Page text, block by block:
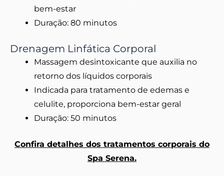
bem-estar
Duração: 80 minutos
Drenagem Linfática Corporal
Massagem desintoxicante que auxilia no
retorno dos líquidos corporais
Indicada para tratamento de edemas e
celulite, proporciona bem-estar geral
Duração: 50 minutos
Confira detalhes dos tratamentos corporais do
Spa Serena.